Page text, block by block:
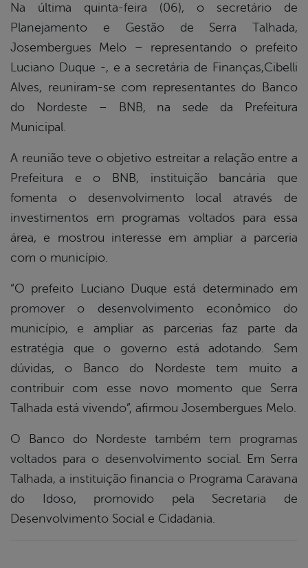
Na última quinta-feira (06), o secretário de
Planejamento e Gestão de Serra Talhada,
Josembergues Melo – representando o prefeito
Luciano Duque -, e a secretária de Finanças,Cibelli
Alves, reuniram-se com representantes do Banco
do Nordeste – BNB, na sede da Prefeitura
Municipal.
A reunião teve o objetivo estreitar a relação entre a
Prefeitura e o BNB, instituição bancária que
fomenta o desenvolvimento local através de
investimentos em programas voltados para essa
área, e mostrou interesse em ampliar a parceria
com o município.
“O prefeito Luciano Duque está determinado em
promover o desenvolvimento econômico do
município, e ampliar as parcerias faz parte da
estratégia que o governo está adotando. Sem
dúvidas, o Banco do Nordeste tem muito a
contribuir com esse novo momento que Serra
Talhada está vivendo”, afirmou Josembergues Melo.
O Banco do Nordeste também tem programas
voltados para o desenvolvimento social. Em Serra
Talhada, a instituição financia o Programa Caravana
do Idoso, promovido pela Secretaria de
Desenvolvimento Social e Cidadania.